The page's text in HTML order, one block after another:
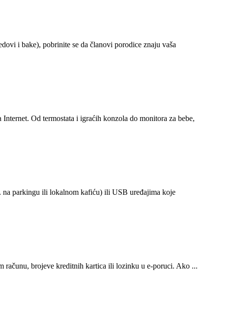
i bake), pobrinite se da članovi porodice znaju vaša
Od termostata i igraćih konzola do monitora za bebe,
na parkingu ili lokalnom kafiću) ili USB uređajima koje
računu, brojeve kreditnih kartica ili lozinku u e-poruci. Ako ...